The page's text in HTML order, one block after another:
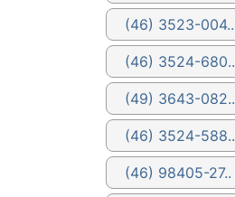
(46) 3523-004..
(46) 3524-680..
(49) 3643-082..
(46) 3524-588..
(46) 98405-27..